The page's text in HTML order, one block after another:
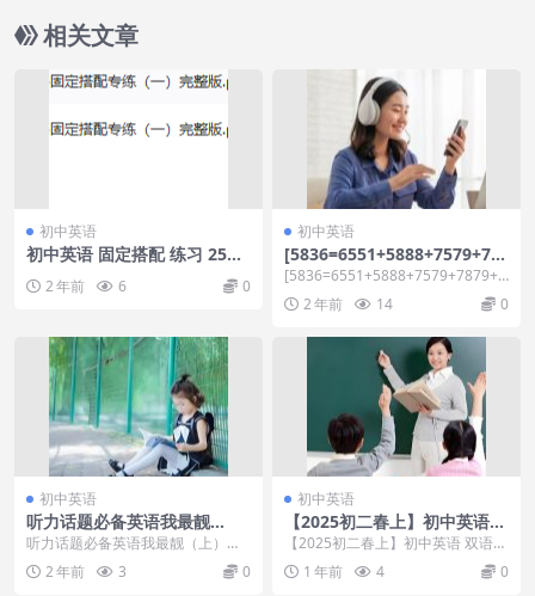
相关文章
初中英语
初中英语 固定搭配 练习 25章
2 年前 6 0
初中英语
[5836=6551+5888+7579+78
79+7577+5890]初二全年人教
[5836=6551+5888+7579+7879+7
577+5890]初二全年...
2 年前 14 0
初中英语
听力话题必备英语我最靓
（上）
听力话题必备英语我最靓（上）第1
讲：School life 学校生活第2讲：F
a... 2 年前 3 0
初中英语
【2025初二春上】初中英语
双语素养自主学习TY·A+（二
【2025初二春上】初中英语 双语素
养自主学习TY·A+（二期），【202
5初二...
1 年前 4 0